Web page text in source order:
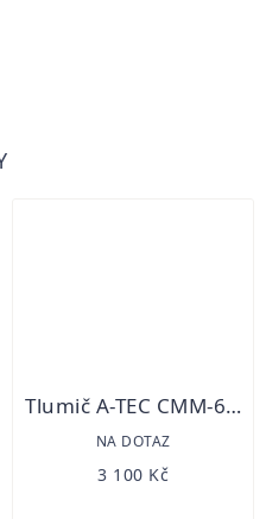
Tlumič A-TEC CMM-6 .22LR, na závit 1/2"-20 UNF
NA DOTAZ
3 100 Kč